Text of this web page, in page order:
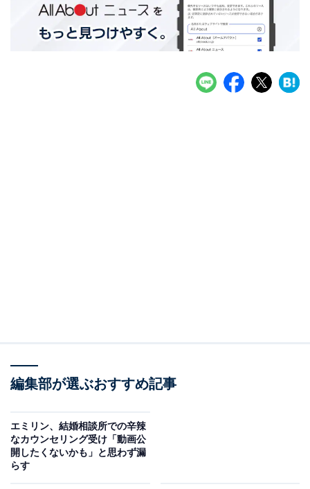
編集部が選ぶおすすめ記事
エミリン、結婚相談所での辛辣
なカウンセリング受け「動画公
開したくないかも」と思わず漏
らす